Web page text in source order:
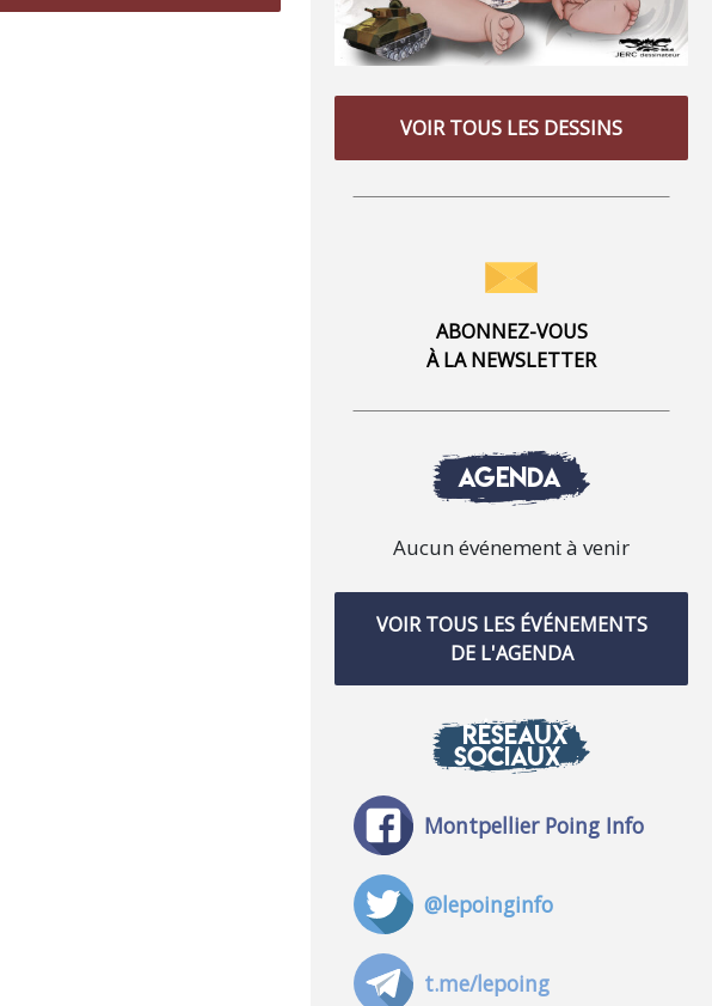
VOIR TOUS LES DESSINS
ABONNEZ-VOUS
À LA NEWSLETTER
AGENDA
Aucun événement à venir
VOIR TOUS LES ÉVÉNEMENTS
DE L'AGENDA
RÉSEAUX
SOCIAUX
Montpellier Poing Info
@lepoinginfo
t.me/lepoing